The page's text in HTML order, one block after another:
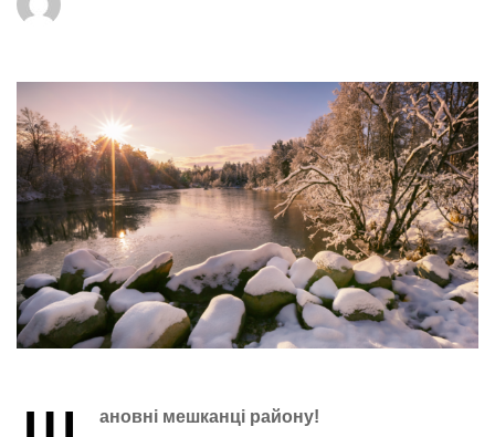
ановні мешканці району!